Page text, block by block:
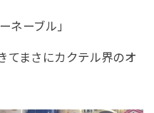
ネーブル」
てまさにカクテル界のオ